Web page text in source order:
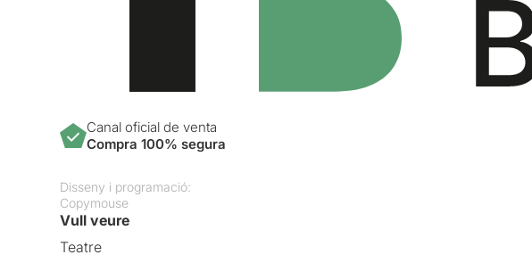
Canal oficial de venta
Compra 100% segura
Disseny i programació:
Copymouse
Vull veure
Teatre